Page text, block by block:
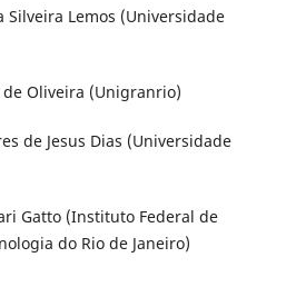
Silveira Lemos (Universidade
de Oliveira (Unigranrio)
de Jesus Dias (Universidade
Gatto (Instituto Federal de
do Rio de Janeiro)